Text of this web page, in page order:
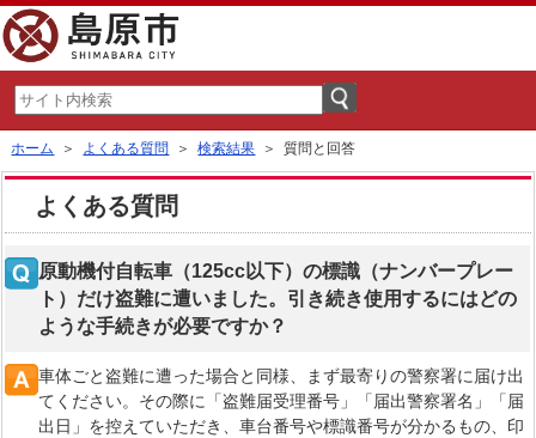
ホーム ＞ よくある質問 ＞検索結果 ＞ 質問と回答
よくある質問
原動機付自転車（125cc以下）の標識（ナンバープレー
ト）だけ盗難に遭いました。引き続き使用するにはどの
ような手続きが必要ですか？
車体ごと盗難に遭った場合と同様、まず最寄りの警察署に届け出
てください。その際に「盗難届受理番号」「届出警察署名」「届
出日」を控えていただき、車台番号や標識番号が分かるもの、印